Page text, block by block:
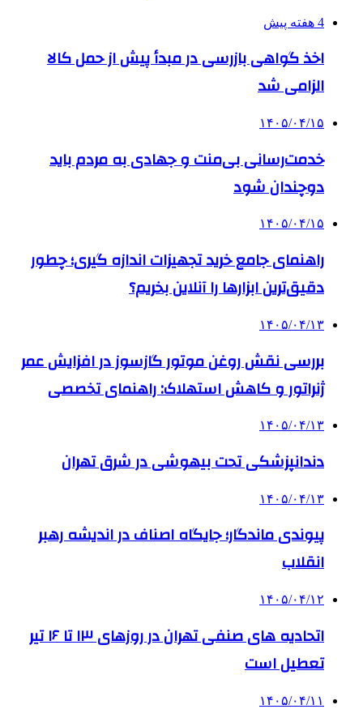
4 هفته پیش
اخذ گواهی بازرسی در مبدأ پیش از حمل کالا
الزامی شد
۱۴۰۵/۰۴/۱۵
خدمت‌رسانی بی‌منت و جهادی به مردم باید
دوچندان شود
۱۴۰۵/۰۴/۱۵
راهنمای جامع خرید تجهیزات اندازه گیری؛ چطور
دقیق‌ترین ابزارها را آنلاین بخریم؟
۱۴۰۵/۰۴/۱۳
بررسی نقش روغن موتور گازسوز در افزایش عمر
ژنراتور و کاهش استهلاک: راهنمای تخصصی
۱۴۰۵/۰۴/۱۳
دندانپزشکی تحت بیهوشی در شرق تهران
۱۴۰۵/۰۴/۱۳
پیوندی ماندگار؛ جایگاه اصناف در اندیشه رهبر
انقلاب
۱۴۰۵/۰۴/۱۲
اتحادیه های صنفی تهران در روزهای ۱۳ تا ۱۶ تیر
تعطیل است
۱۴۰۵/۰۴/۱۱